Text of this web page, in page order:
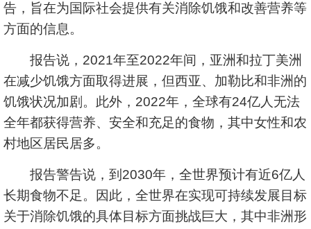
告，旨在为国际社会提供有关消除饥饿和改善营养等
方面的信息。
报告说，2021年至2022年间，亚洲和拉丁美洲
在减少饥饿方面取得进展，但西亚、加勒比和非洲的
饥饿状况加剧。此外，2022年，全球有24亿人无法
全年都获得营养、安全和充足的食物，其中女性和农
村地区居民居多。
报告警告说，到2030年，全世界预计有近6亿人
长期食物不足。因此，全世界在实现可持续发展目标
关于消除饥饿的具体目标方面挑战巨大，其中非洲形